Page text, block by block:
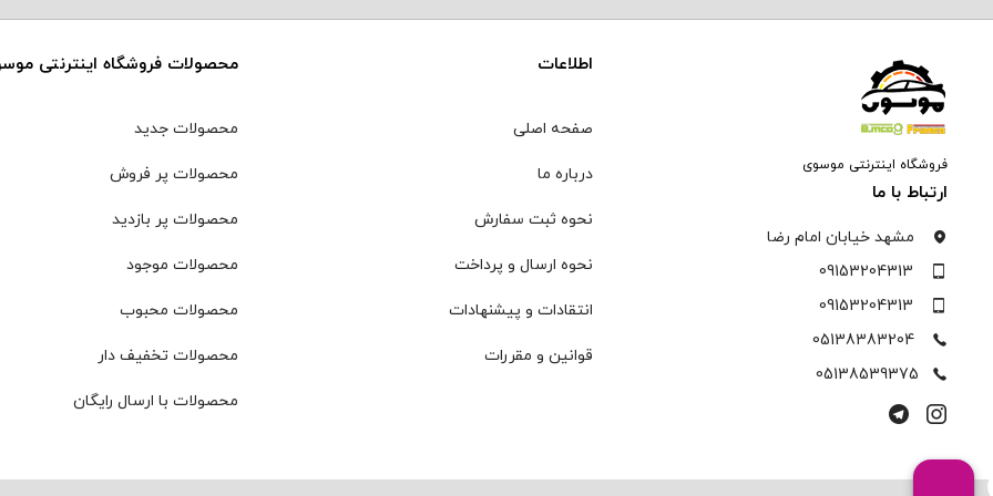
فروشگاه اینترنتی موسوی
ارتباط با ما
مشهد خیابان امام رضا
09153204313
09153204313
05138383204
05138539375
اطلاعات
صفحه اصلی
درباره ما
نحوه ثبت سفارش
نحوه ارسال و پرداخت
انتقادات و پیشنهادات
قوانین و مقررات
محصولات فروشگاه اینترنتی
محصولات جدید
محصولات پر فروش
محصولات پر بازدید
محصولات موجود
محصولات محبوب
محصولات تخفیف دار
محصولات با ارسال رایگان